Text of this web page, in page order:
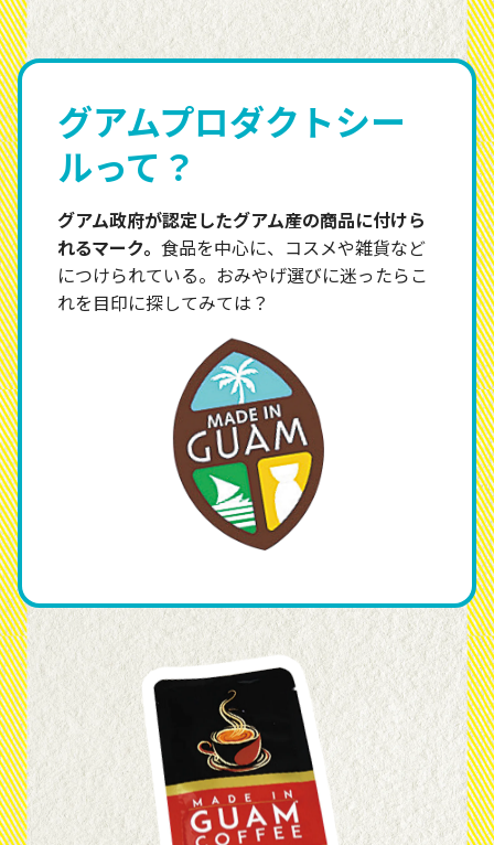
グアムプロダクトシー
ルって？
グアム政府が認定したグアム産の商品に付けら
れるマーク。 食品を中心に、コスメや雑貨など
につけられている。おみやげ選びに迷ったらこ
れを目印に探してみては？